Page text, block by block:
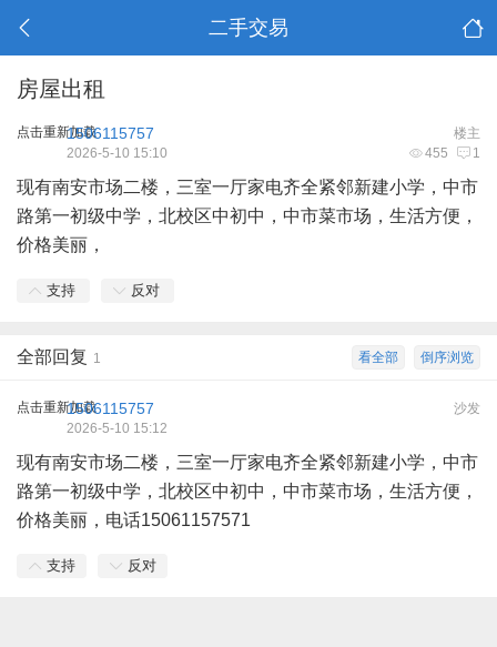
二手交易
房屋出租
点击重新加载 楼主
1506115757
455 1
2026-5-10 15:10
现有南安市场二楼，三室一厅家电齐全紧邻新建小学，中市
路第一初级中学，北校区中初中，中市菜市场，生活方便，
价格美丽，
支持 反对
倒序浏览
看全部
全部回复 1
点击重新加载 沙发
1506115757
2026-5-10 15:12
现有南安市场二楼，三室一厅家电齐全紧邻新建小学，中市
路第一初级中学，北校区中初中，中市菜市场，生活方便，
价格美丽，电话15061157571
支持 反对